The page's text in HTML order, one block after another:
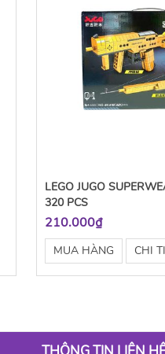
LEGO JUGO
320 PCS
210.000₫
MUA HÀNG CHI